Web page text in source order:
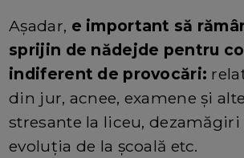
Așadar, e important să
sprijin de nădejde pentru
indiferent de provocări:
din jur, acnee, examene și
stresante la liceu, dezamăgiri
evoluția de la școală etc.